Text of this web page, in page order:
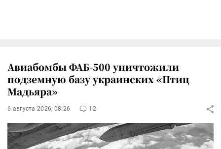
Авиабомбы ФАБ-500 уничтожили
подземную базу украинских «Птиц
Мадьяра»
6 августа 2026, 08:26 12